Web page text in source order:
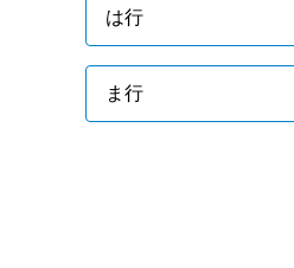
は行
ま行